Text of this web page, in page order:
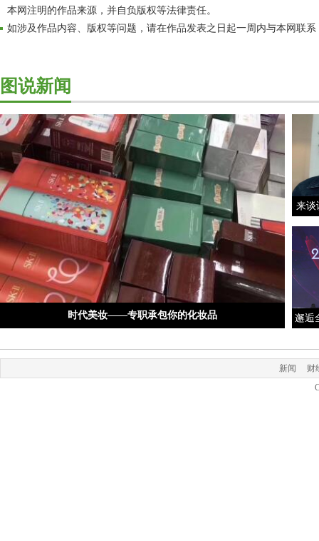
本网注明的作品来源，并自负版权等法律责任。
如涉及作品内容、版权等问题，请在作品发表之日起一周内与本网联
图说新闻
时代美妆——专职承包你的化妆品
来谈
邂逅
新闻
财